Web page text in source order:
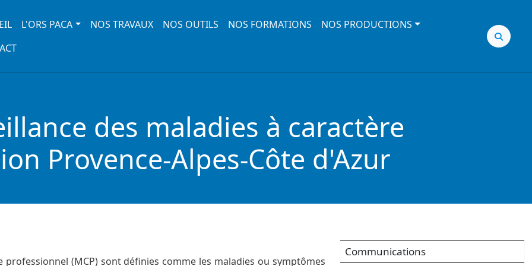
navigation
L'ORS PACA NOS TRAVAUX NOS OUTILS NOS FORMATIONS
NOS PRODUCTIONS
des maladies à caractère
Provence-Alpes-Côte d'Azur
professionnel (MCP) sont définies comme les maladies ou symptômes
Communications